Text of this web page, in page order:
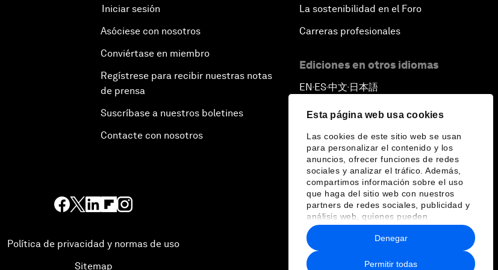
Esta página web usa cookies
Las cookies de este sitio web se usan
para personalizar el contenido y los
anuncios, ofrecer funciones de redes
sociales y analizar el tráfico. Además,
compartimos información sobre el uso
que haga del sitio web con nuestros
partners de redes sociales, publicidad y
análisis web, quienes pueden
combinarla con otra información que les
haya proporcionado o que hayan
recopilado a partir del uso que haya
hecho de sus servicios.
Permitir todas
Denegar
Iniciar sesión
Asóciese con nosotros
Conviértase en miembro
Regístrese para recibir nuestras notas
de prensa
Suscríbase a nuestros boletines
Contacte con nosotros
La sostenibilidad en el Foro
Carreras profesionales
Ediciones en otros idiomas
EN ▪ ES▪中文▪ 日本語
Política de privacidad y normas de uso
Sitemap